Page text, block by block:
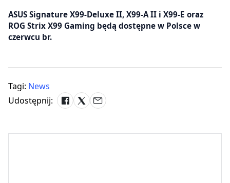
ASUS Signature X99-Deluxe II, X99-A II i X99-E oraz
ROG Strix X99 Gaming będą dostępne w Polsce w
czerwcu br.
Tagi: News
Udostępnij: